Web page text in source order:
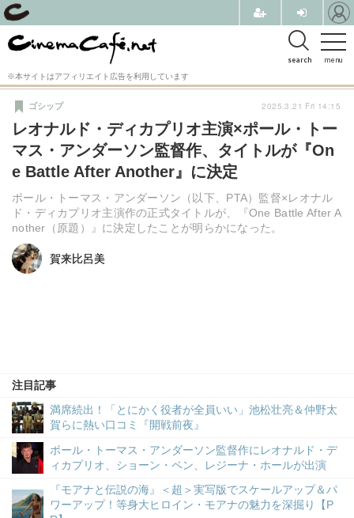
menu
search
※本サイトはアフィリエイト広告を利用しています
レオナルド・ディカプリオ主演×ポール・トー
マス・アンダーソン監督作、タイトルが『On
e Battle After Another』に決定
ポール・トーマス・アンダーソン（以下、PTA）監督×レオナル
ド・ディカプリオ主演作の正式タイトルが、『One Battle After A
nother（原題）』に決定したことが明らかになった。
ゴシップ
賀来比呂美
賀来比呂美
注目記事
満席続出！「とにかく役者が全員いい」池松壮亮＆仲野太
賀らに熱い口コミ『開戦前夜』
ポール・トーマス・アンダーソン監督作にレオナルド・デ
ィカプリオ、ショーン・ペン、レジーナ・ホールが出演
『モアナと伝説の海』＜超＞実写版でスケールアップ＆パ
ワーアップ！等身大ヒロイン・モアナの魅力を深掘り【P
2025.3.21 Fri 14:15